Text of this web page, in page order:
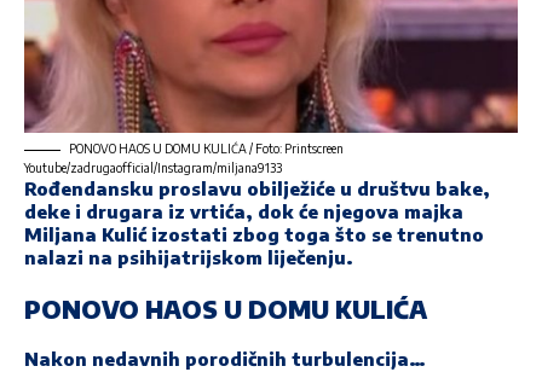
PONOVO HAOS U DOMU KULIĆA / Foto: Printscreen
Youtube/zadrugaofficial/Instagram/miljana9133
Rođendansku proslavu obilježiće u društvu bake,
deke i drugara iz vrtića, dok će njegova majka
Miljana Kulićizostati zbog toga što se trenutno
nalazi na psihijatrijskom liječenju.
PONOVO HAOS U DOMU KULIĆA
Nakon nedavnih porodičnih turbulencija…